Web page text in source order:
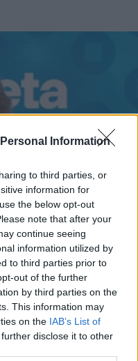
Information
to third parties, or
information for
the below opt-out
note that after your
continue seeing
information utilized by
to third parties prior to
out of the further
by third parties on the
This information may
on the IAB’s List of
disclose it to other
i dipendenti